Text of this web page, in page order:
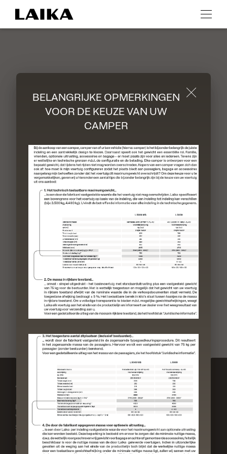
Adres
Laika Caravans S.p.A.
Via Certaldese 41/A
San Casciano in Val di Pesa
50026 Firenze
Contact
Telefoon:
+39 055 805 81
E-mail:
laika@laika.it
Durch Scrolling wird der Button zum
BELANGRIJKE OPMERKINGEN
VOOR DE KEUZE VAN UW
CAMPER